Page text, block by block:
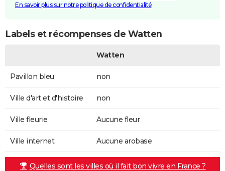
En savoir plus sur notre politique de confidentialité
Labels et récompenses de Watten
Watten
Pavillon bleu non
Ville d'art et d'histoire non
Ville fleurie Aucune fleur
Ville internet Aucune arobase
Quelles sont les villes où il fait bon vivre en France ?